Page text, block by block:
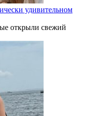
удивительном
открыли свежий